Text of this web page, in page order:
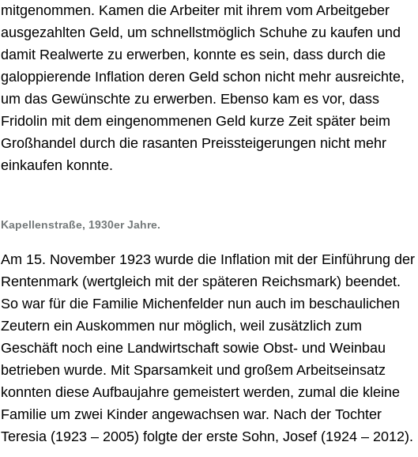
mitgenommen. Kamen die Arbeiter mit ihrem vom Arbeitgeber
ausgezahlten Geld, um schnellstmöglich Schuhe zu kaufen und
damit Realwerte zu erwerben, konnte es sein, dass durch die
galoppierende Inflation deren Geld schon nicht mehr ausreichte,
um das Gewünschte zu erwerben. Ebenso kam es vor, dass
Fridolin mit dem eingenommenen Geld kurze Zeit später beim
Großhandel durch die rasanten Preissteigerungen nicht mehr
einkaufen konnte.
Kapellenstraße, 1930er Jahre.
Am 15. November 1923 wurde die Inflation mit der Einführung der
Rentenmark (wertgleich mit der späteren Reichsmark) beendet.
So war für die Familie Michenfelder nun auch im beschaulichen
Zeutern ein Auskommen nur möglich, weil zusätzlich zum
Geschäft noch eine Landwirtschaft sowie Obst- und Weinbau
betrieben wurde. Mit Sparsamkeit und großem Arbeitseinsatz
konnten diese Aufbaujahre gemeistert werden, zumal die kleine
Familie um zwei Kinder angewachsen war. Nach der Tochter
Teresia (1923 – 2005) folgte der erste Sohn, Josef (1924 – 2012).